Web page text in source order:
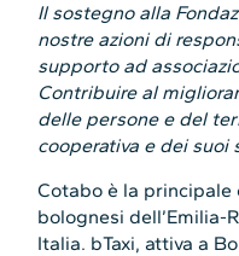
Il sostegno alla
nostre azioni di
supporto ad
Contribuire al
delle persone e del
cooperativa e dei suoi
Cotabo è la
bolognesi dell’Emilia-
Italia. bTaxi, attiva a